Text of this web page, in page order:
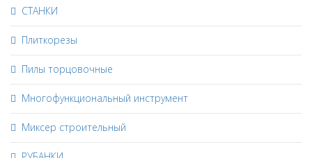
СТАНКИ
Плиткорезы
Пилы торцовочные
Многофункциональный инструмент
Миксер строительный